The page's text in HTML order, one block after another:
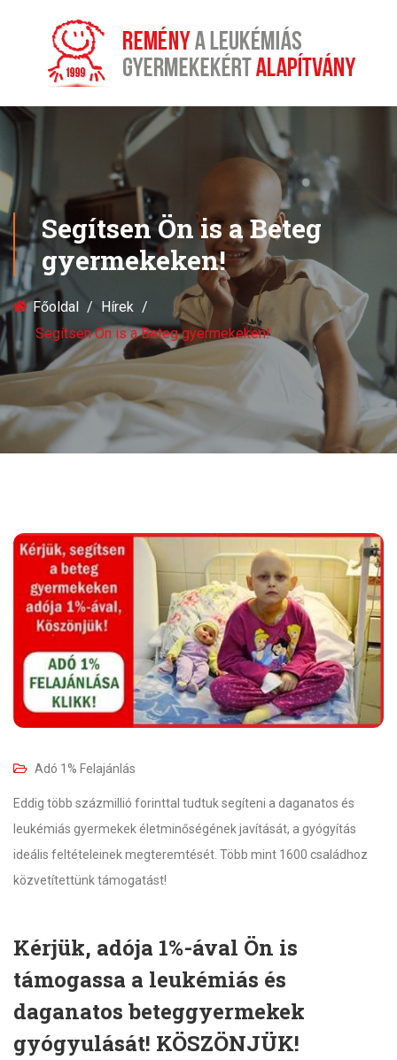
Segítsen Ön is a Beteg
gyermekeken!
Főoldal
Hírek
Segítsen Ön is a Beteg gyermekeken!
Adó 1% Felajánlás
Eddig több százmillió forinttal tudtuk segíteni a daganatos és
leukémiás gyermekek életminőségének javítását, a gyógyítás
ideális feltételeinek megteremtését. Több mint 1600 családhoz
közvetítettünk támogatást!
Kérjük, adója 1%-ával Ön is
támogassa a leukémiás és
daganatos beteggyermekek
gyógyulását! KÖSZÖNJÜK!